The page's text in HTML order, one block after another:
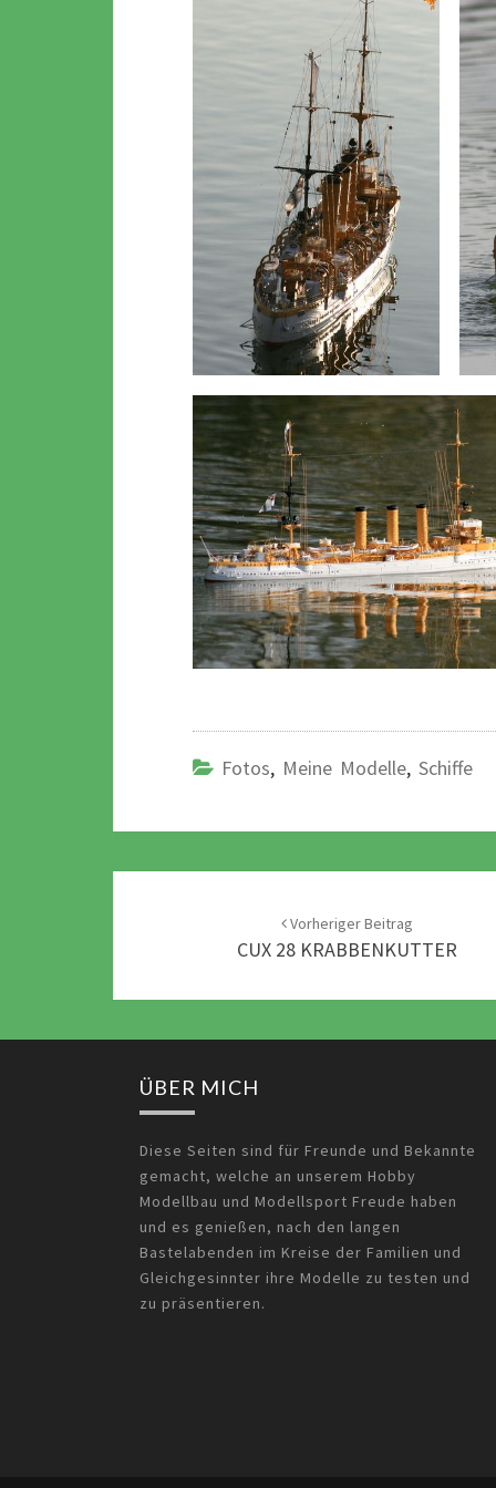
Fotos, Meine Modelle, Schiffe
Vorheriger Beitrag
CUX 28 KRABBENKUTTER
ÜBER MICH
Diese Seiten sind für Freunde und Bekannte
gemacht, welche an unserem Hobby
Modellbau und Modellsport Freude haben
und es genießen, nach den langen
Bastelabenden im Kreise der Familien und
Gleichgesinnter ihre Modelle zu testen und
zu präsentieren.